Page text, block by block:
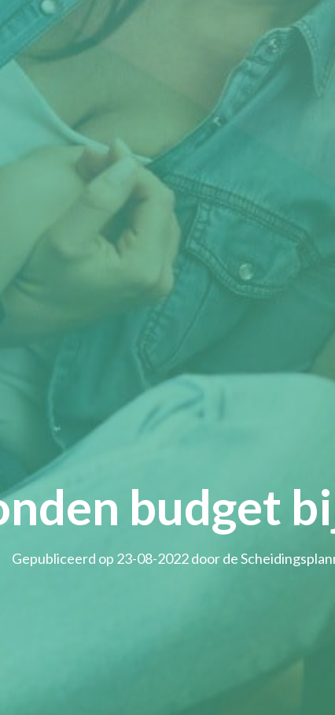
budget
Gepubliceerd op 23-08-2022 door de